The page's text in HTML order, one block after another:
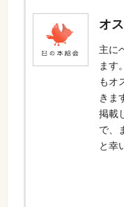
オ
主に
ます
もオ
きま
掲載
で、
と幸